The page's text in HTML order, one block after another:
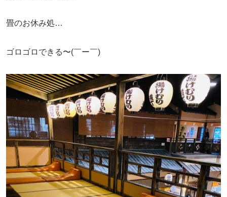
畳のお休み処…
ゴロゴロできる〜(￣ー￣)